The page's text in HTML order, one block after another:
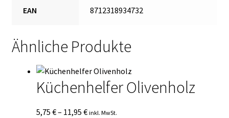
EAN 8712318934732
Ähnliche Produkte
Küchenhelfer Olivenholz
5,75 €– 11,95 € inkl. MwSt.